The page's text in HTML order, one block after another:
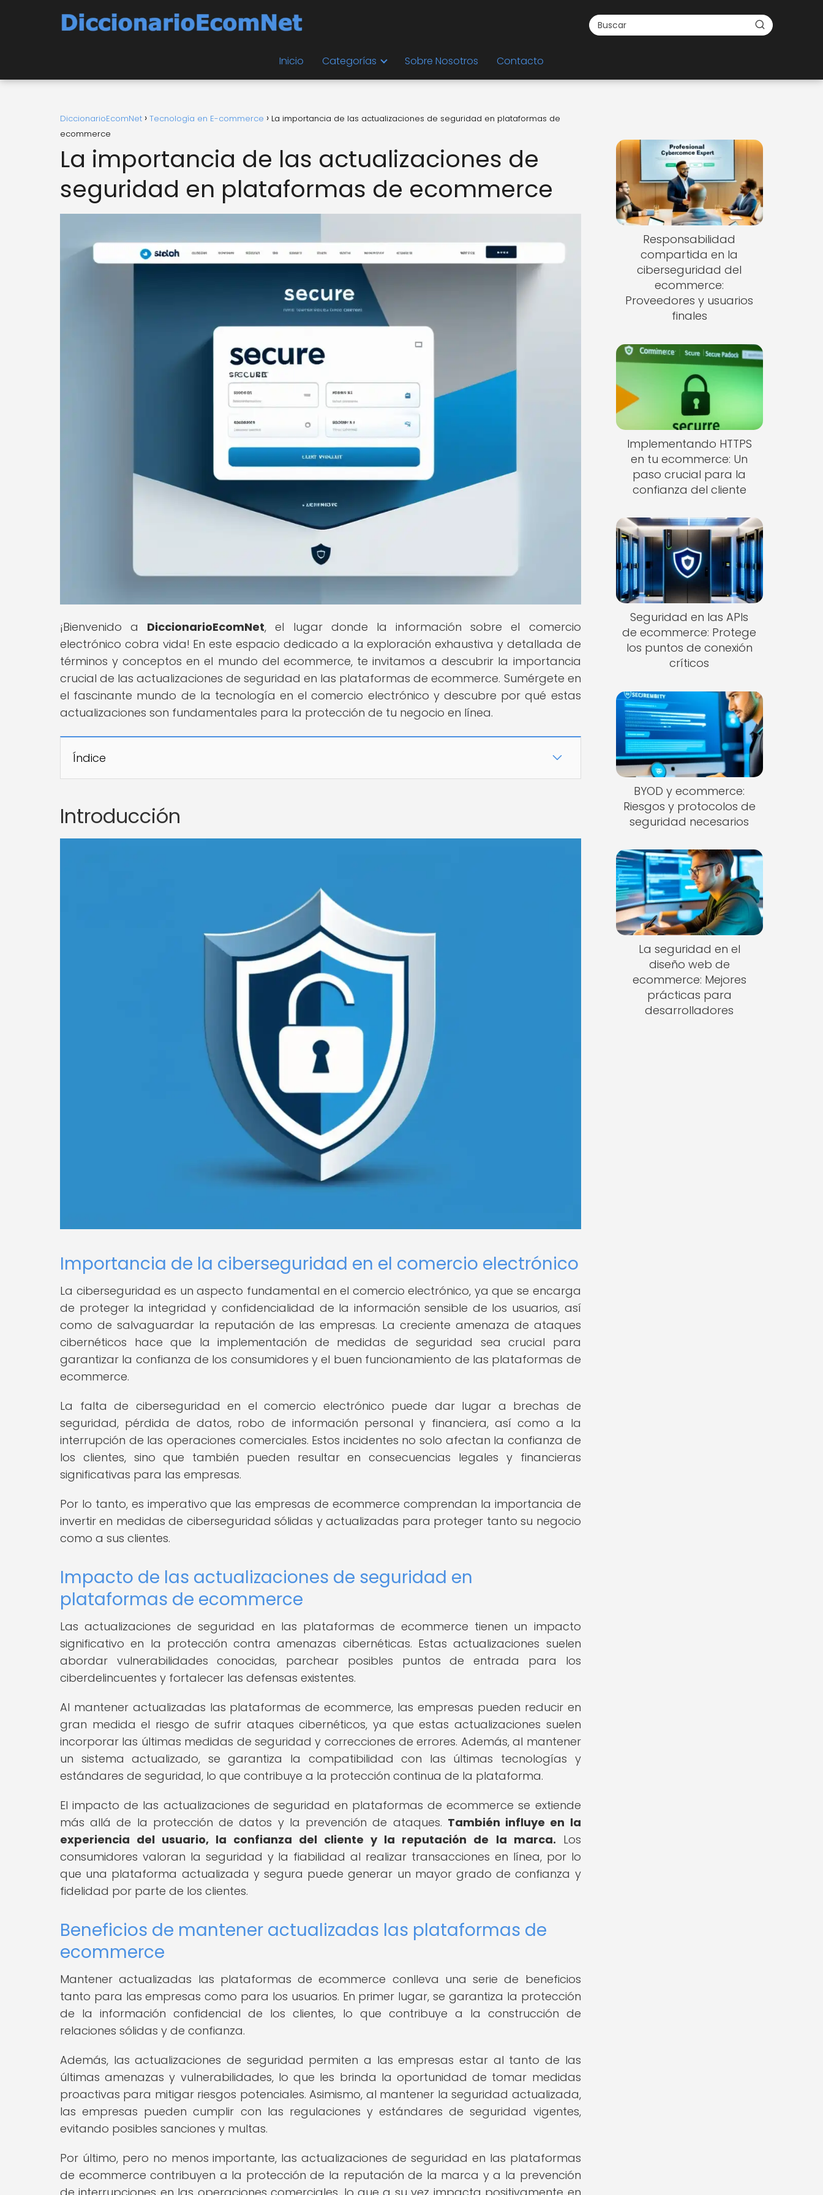
Inicio Categorías Sobre Nosotros Contacto
DiccionarioEcomNet Tecnología en E-commerce
La importancia de las actualizaciones de seguridad en plataformas de
ecommerce
La importancia de las actualizaciones de
seguridad en plataformas de ecommerce
¡Bienvenido a DiccionarioEcomNet, el lugar donde la información sobre el comercio
electrónico cobra vida! En este espacio dedicado a la exploración exhaustiva y detallada de
términos y conceptos en el mundo del ecommerce, te invitamos a descubrir la importancia
crucial de las actualizaciones de seguridad en las plataformas de ecommerce. Sumérgete en
el fascinante mundo de la tecnología en el comercio electrónico y descubre por qué estas
actualizaciones son fundamentales para la protección de tu negocio en línea.
Índice
Introducción
Importancia de la ciberseguridad en el comercio electrónico
La ciberseguridad es un aspecto fundamental en el comercio electrónico, ya que se encarga
de proteger la integridad y confidencialidad de la información sensible de los usuarios, así
como de salvaguardar la reputación de las empresas. La creciente amenaza de ataques
cibernéticos hace que la implementación de medidas de seguridad sea crucial para
garantizar la confianza de los consumidores y el buen funcionamiento de las plataformas de
ecommerce.
La falta de ciberseguridad en el comercio electrónico puede dar lugar a brechas de
seguridad, pérdida de datos, robo de información personal y financiera, así como a la
interrupción de las operaciones comerciales. Estos incidentes no solo afectan la confianza de
los clientes, sino que también pueden resultar en consecuencias legales y financieras
significativas para las empresas.
Por lo tanto, es imperativo que las empresas de ecommerce comprendan la importancia de
invertir en medidas de ciberseguridad sólidas y actualizadas para proteger tanto su negocio
como a sus clientes.
Impacto de las actualizaciones de seguridad en
plataformas de ecommerce
Las actualizaciones de seguridad en las plataformas de ecommerce tienen un impacto
significativo en la protección contra amenazas cibernéticas. Estas actualizaciones suelen
abordar vulnerabilidades conocidas, parchear posibles puntos de entrada para los
ciberdelincuentes y fortalecer las defensas existentes.
Al mantener actualizadas las plataformas de ecommerce, las empresas pueden reducir en
gran medida el riesgo de sufrir ataques cibernéticos, ya que estas actualizaciones suelen
incorporar las últimas medidas de seguridad y correcciones de errores. Además, al mantener
un sistema actualizado, se garantiza la compatibilidad con las últimas tecnologías y
estándares de seguridad, lo que contribuye a la protección continua de la plataforma.
El impacto de las actualizaciones de seguridad en plataformas de ecommerce se extiende
más allá de la protección de datos y la prevención de ataques. También influye en la
experiencia del usuario, la confianza del cliente y la reputación de la marca. Los
consumidores valoran la seguridad y la fiabilidad al realizar transacciones en línea, por lo
que una plataforma actualizada y segura puede generar un mayor grado de confianza y
fidelidad por parte de los clientes.
Beneficios de mantener actualizadas las plataformas de
ecommerce
Mantener actualizadas las plataformas de ecommerce conlleva una serie de beneficios
tanto para las empresas como para los usuarios. En primer lugar, se garantiza la protección
de la información confidencial de los clientes, lo que contribuye a la construcción de
relaciones sólidas y de confianza.
Además, las actualizaciones de seguridad permiten a las empresas estar al tanto de las
últimas amenazas y vulnerabilidades, lo que les brinda la oportunidad de tomar medidas
proactivas para mitigar riesgos potenciales. Asimismo, al mantener la seguridad actualizada,
las empresas pueden cumplir con las regulaciones y estándares de seguridad vigentes,
evitando posibles sanciones y multas.
Por último, pero no menos importante, las actualizaciones de seguridad en las plataformas
de ecommerce contribuyen a la protección de la reputación de la marca y a la prevención
Responsabilidad
compartida en la
ciberseguridad del
ecommerce:
Proveedores y usuarios
finales
Implementando HTTPS
en tu ecommerce: Un
paso crucial para la
confianza del cliente
Seguridad en las APIs
de ecommerce: Protege
los puntos de conexión
críticos
BYOD y ecommerce:
Riesgos y protocolos de
seguridad necesarios
La seguridad en el
diseño web de
ecommerce: Mejores
prácticas para
desarrolladores